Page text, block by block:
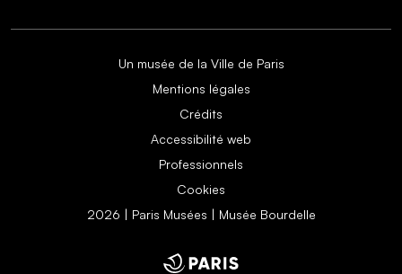
Un musée de la Ville de Paris
Mentions légales
Crédits
Accessibilité web
Professionnels
Cookies
2026 | Paris Musées | Musée Bourdelle